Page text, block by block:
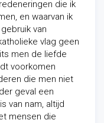
redeneringen die ik
en waarvan ik
van
vlag geen
men de liefde
voorkomen
die men niet
geval een
van nam, altijd
mensen die